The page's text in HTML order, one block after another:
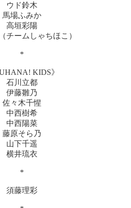
ウド鈴木
馬場ふみか
高垣彩陽
チームしゃちほこ）
*
KIDS》
石川立都
伊藤雛乃
佐々木千惺
中西樹希
中西陽菜
藤原そら乃
山下千遥
横井琉衣
*
須藤理彩